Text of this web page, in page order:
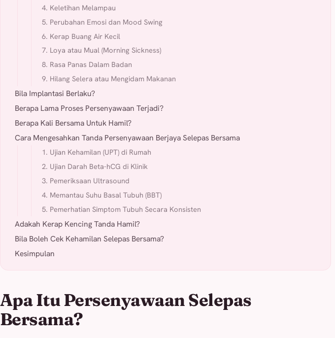
4. Keletihan Melampau
5. Perubahan Emosi dan Mood Swing
6. Kerap Buang Air Kecil
7. Loya atau Mual (Morning Sickness)
8. Rasa Panas Dalam Badan
9. Hilang Selera atau Mengidam Makanan
Bila Implantasi Berlaku?
Berapa Lama Proses Persenyawaan Terjadi?
Berapa Kali Bersama Untuk Hamil?
Cara Mengesahkan Tanda Persenyawaan Berjaya Selepas Bersama
1. Ujian Kehamilan (UPT) di Rumah
2. Ujian Darah Beta-hCG di Klinik
3. Pemeriksaan Ultrasound
4. Memantau Suhu Basal Tubuh (BBT)
5. Pemerhatian Simptom Tubuh Secara Konsisten
Adakah Kerap Kencing Tanda Hamil?
Bila Boleh Cek Kehamilan Selepas Bersama?
Kesimpulan
Apa Itu Persenyawaan Selepas
Bersama?